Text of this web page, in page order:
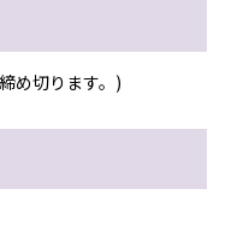
め切ります。)